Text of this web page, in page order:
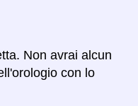
Non avrai alcun
con lo